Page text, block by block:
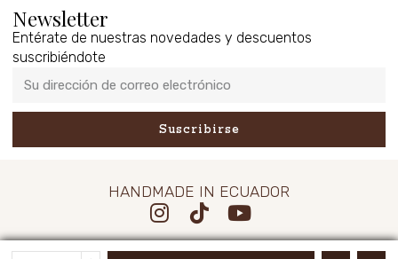
Newsletter
Entérate de nuestras novedades y descuentos
suscribiéndote
Suscribirse
HANDMADE IN ECUADOR
©2026San Francisco Leather. Todos los derechos